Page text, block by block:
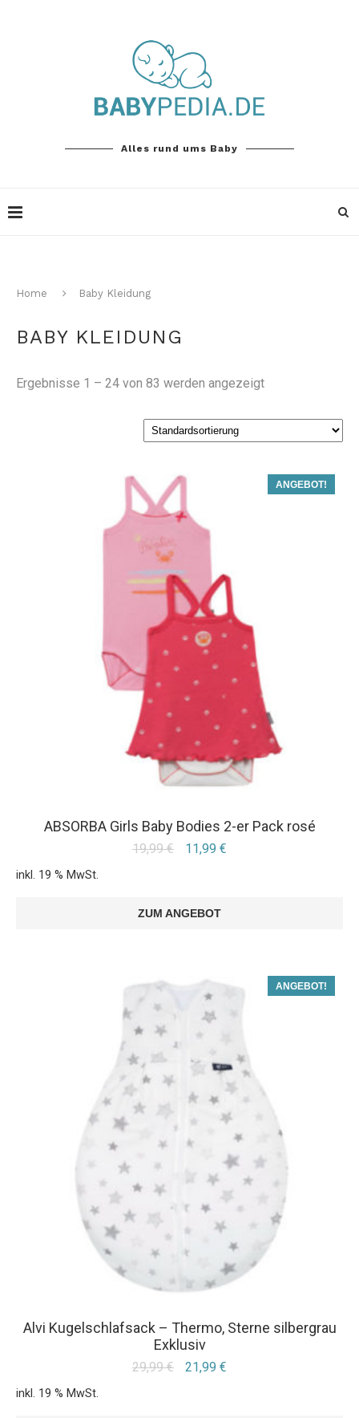
Alles rund ums Baby
Home Baby Kleidung
BABY KLEIDUNG
Ergebnisse 1 – 24 von 83 werden angezeigt
ANGEBOT!
ABSORBA Girls Baby Bodies 2-er Pack rosé
19,99€ 11,99 €
inkl. 19 % MwSt.
ZUM ANGEBOT
ANGEBOT!
Alvi Kugelschlafsack – Thermo, Sterne silbergrau
Exklusiv
29,99€ 21,99 €
inkl. 19 % MwSt.